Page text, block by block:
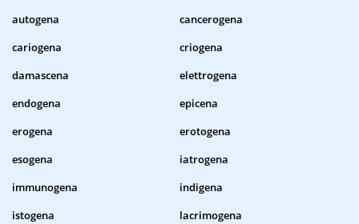
autogena
cancerogena
cariogena
criogena
damascena
elettrogena
endogena
epicena
erogena
erotogena
esogena
iatrogena
immunogena
indigena
istogena
lacrimogena